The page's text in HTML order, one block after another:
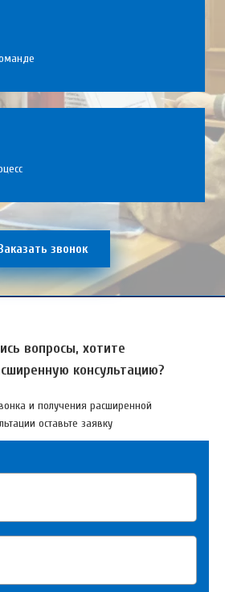
звонок
вопросы, хотите
консультацию?
и получения расширенной
оставьте заявку